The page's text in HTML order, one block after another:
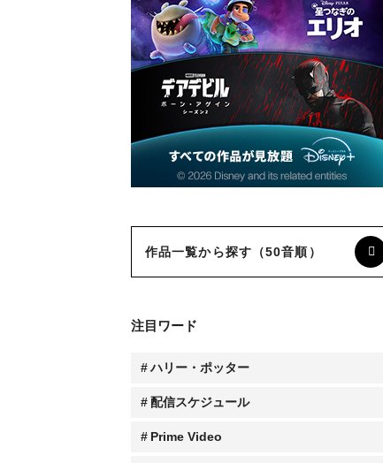
作品一覧から探す（50音順）
注目ワード
ハリー・ポッター
配信スケジュール
Prime Video